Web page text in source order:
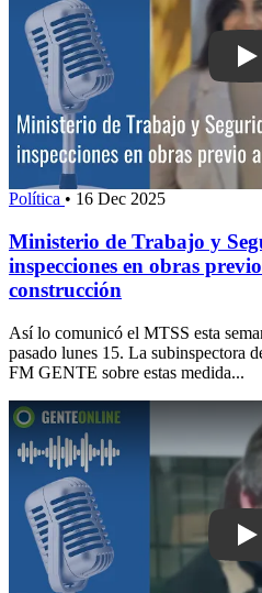
Política • 16 Dec 2025
Ministerio de Trabajo y
inspecciones en obras
construcción
Así lo comunicó el MTSS esta
pasado lunes 15. La subinspectora
FM GENTE sobre estas medida...